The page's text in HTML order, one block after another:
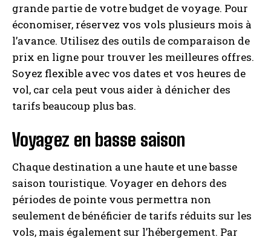
grande partie de votre budget de voyage. Pour
économiser, réservez vos vols plusieurs mois à
l’avance. Utilisez des outils de comparaison de
prix en ligne pour trouver les meilleures offres.
Soyez flexible avec vos dates et vos heures de
vol, car cela peut vous aider à dénicher des
tarifs beaucoup plus bas.
Voyagez en basse saison
Chaque destination a une haute et une basse
saison touristique. Voyager en dehors des
périodes de pointe vous permettra non
seulement de bénéficier de tarifs réduits sur les
vols, mais également sur l’hébergement. Par